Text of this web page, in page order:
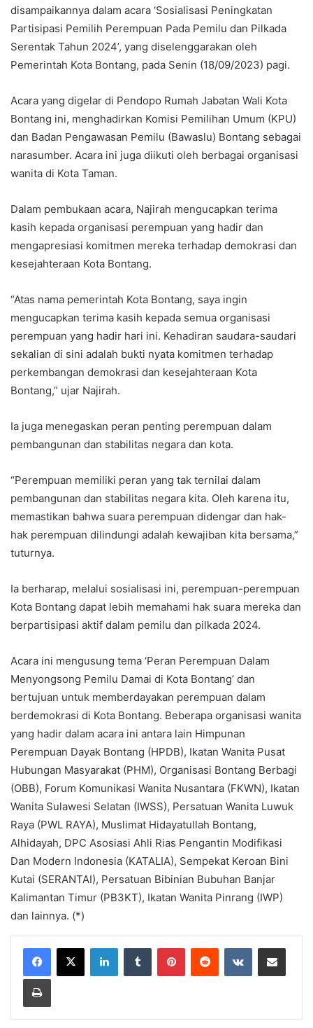
disampaikannya dalam acara ‘Sosialisasi Peningkatan
Partisipasi Pemilih Perempuan Pada Pemilu dan Pilkada
Serentak Tahun 2024’, yang diselenggarakan oleh
Pemerintah Kota Bontang, pada Senin (18/09/2023) pagi.
Acara yang digelar di Pendopo Rumah Jabatan Wali Kota
Bontang ini, menghadirkan Komisi Pemilihan Umum (KPU)
dan Badan Pengawasan Pemilu (Bawaslu) Bontang sebagai
narasumber. Acara ini juga diikuti oleh berbagai organisasi
wanita di Kota Taman.
Dalam pembukaan acara, Najirah mengucapkan terima
kasih kepada organisasi perempuan yang hadir dan
mengapresiasi komitmen mereka terhadap demokrasi dan
kesejahteraan Kota Bontang.
“Atas nama pemerintah Kota Bontang, saya ingin
mengucapkan terima kasih kepada semua organisasi
perempuan yang hadir hari ini. Kehadiran saudara-saudari
sekalian di sini adalah bukti nyata komitmen terhadap
perkembangan demokrasi dan kesejahteraan Kota
Bontang,” ujar Najirah.
Ia juga menegaskan peran penting perempuan dalam
pembangunan dan stabilitas negara dan kota.
“Perempuan memiliki peran yang tak ternilai dalam
pembangunan dan stabilitas negara kita. Oleh karena itu,
memastikan bahwa suara perempuan didengar dan hak-
hak perempuan dilindungi adalah kewajiban kita bersama,”
tuturnya.
Ia berharap, melalui sosialisasi ini, perempuan-perempuan
Kota Bontang dapat lebih memahami hak suara mereka dan
berpartisipasi aktif dalam pemilu dan pilkada 2024.
Acara ini mengusung tema ‘Peran Perempuan Dalam
Menyongsong Pemilu Damai di Kota Bontang’ dan
bertujuan untuk memberdayakan perempuan dalam
berdemokrasi di Kota Bontang. Beberapa organisasi wanita
yang hadir dalam acara ini antara lain Himpunan
Perempuan Dayak Bontang (HPDB), Ikatan Wanita Pusat
Hubungan Masyarakat (PHM), Organisasi Bontang Berbagi
(OBB), Forum Komunikasi Wanita Nusantara (FKWN), Ikatan
Wanita Sulawesi Selatan (IWSS), Persatuan Wanita Luwuk
Raya (PWL RAYA), Muslimat Hidayatullah Bontang,
Alhidayah, DPC Asosiasi Ahli Rias Pengantin Modifikasi
Dan Modern Indonesia (KATALIA), Sempekat Keroan Bini
Kutai (SERANTAI), Persatuan Bibinian Bubuhan Banjar
Kalimantan Timur (PB3KT), Ikatan Wanita Pinrang (IWP)
dan lainnya. (*)
LinkedInTumblr PinterestReddit VKontakteShare via Email
Print